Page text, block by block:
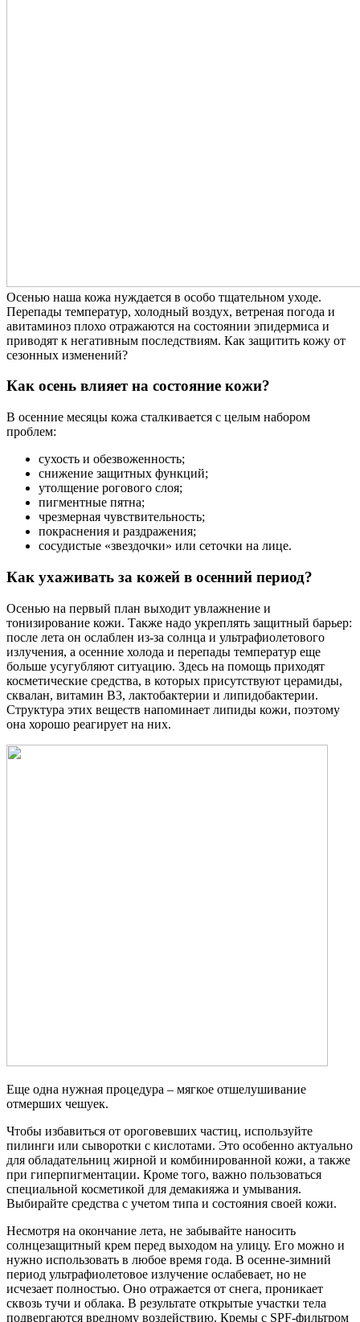
Осенью наша кожа нуждается в особо тщательном уходе.
Перепады температур, холодный воздух, ветреная погода и
авитаминоз плохо отражаются на состоянии эпидермиса и
приводят к негативным последствиям. Как защитить кожу от
сезонных изменений?
Как осень влияет на состояние кожи?
В осенние месяцы кожа сталкивается с целым набором
проблем:
сухость и обезвоженность;
снижение защитных функций;
утолщение рогового слоя;
пигментные пятна;
чрезмерная чувствительность;
покраснения и раздражения;
сосудистые «звездочки» или сеточки на лице.
Как ухаживать за кожей в осенний период?
Осенью на первый план выходит увлажнение и
тонизирование кожи. Также надо укреплять защитный барьер:
после лета он ослаблен из-за солнца и ультрафиолетового
излучения, а осенние холода и перепады температур еще
больше усугубляют ситуацию. Здесь на помощь приходят
косметические средства, в которых присутствуют церамиды,
сквалан, витамин B3, лактобактерии и липидобактерии.
Структура этих веществ напоминает липиды кожи, поэтому
она хорошо реагирует на них.
Еще одна нужная процедура – мягкое отшелушивание
отмерших чешуек.
Чтобы избавиться от ороговевших частиц, используйте
пилинги или сыворотки с кислотами. Это особенно актуально
для обладательниц жирной и комбинированной кожи, а также
при гиперпигментации. Кроме того, важно пользоваться
специальной косметикой для демакияжа и умывания.
Выбирайте средства с учетом типа и состояния своей кожи.
Несмотря на окончание лета, не забывайте наносить
солнцезащитный крем перед выходом на улицу. Его можно и
нужно использовать в любое время года. В осенне-зимний
период ультрафиолетовое излучение ослабевает, но не
исчезает полностью. Оно отражается от снега, проникает
сквозь тучи и облака. В результате открытые участки тела
подвергаются вредному воздействию. Кремы с SPF-фильтром